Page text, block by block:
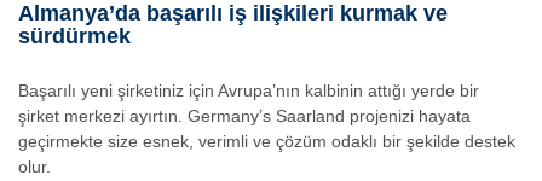
Almanya’da başarılı iş ilişkileri kurmak ve
sürdürmek
Başarılı yeni şirketiniz için Avrupa’nın kalbinin attığı yerde bir
şirket merkezi ayırtın. Germany’s Saarland projenizi hayata
geçirmekte size esnek, verimli ve çözüm odaklı bir şekilde destek
olur.